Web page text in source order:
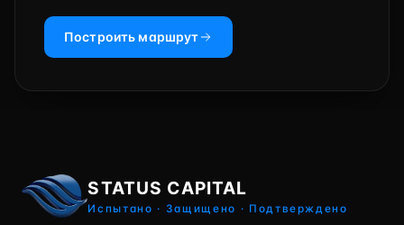
Построить маршрут
STATUS CAPITAL
Испытано · Защищено · Подтверждено